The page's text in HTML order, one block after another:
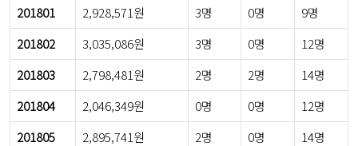
201801
2,928,571원 3명 0명
9명
201802
3,035,086원 3명 0명
12명
201803
2,798,481원 2명 2명
14명
201804
2,046,349원 0명 0명
12명
201805
2,895,741원 2명 0명
14명